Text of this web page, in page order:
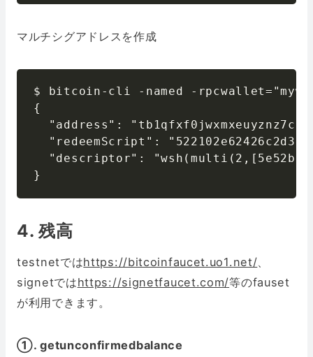
マルチシグアドレスを作成
$ bitcoin-cli -named -
{
"address":
"redeemScript":
"descriptor":
}
4. 残高
testnetではhttps://bitcoinfaucet.uo1.net/
signetではhttps://signetfaucet.com/等のfauset
が利用できます。
①. getunconfirmedbalance